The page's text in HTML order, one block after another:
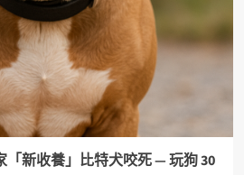
「新收養」比特犬咬死 — 玩狗 30